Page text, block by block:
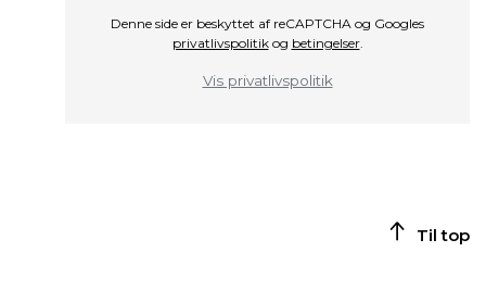
Denne side er beskyttet af reCAPTCHA og Googles
privatlivspolitikog betingelser.
Vis privatlivspolitik
Til top